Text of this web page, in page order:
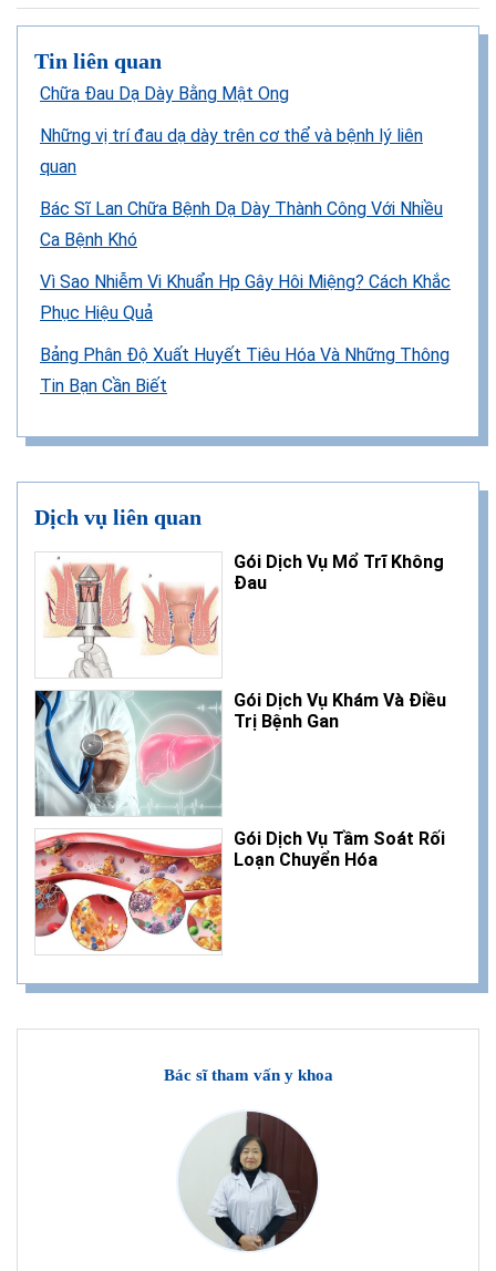
Tin liên quan
Chữa Đau Dạ Dày Bằng Mật Ong
Những vị trí đau dạ dày trên cơ thể và bệnh lý liên
quan
Bác Sĩ Lan Chữa Bệnh Dạ Dày Thành Công Với Nhiều
Ca Bệnh Khó
Vì Sao Nhiễm Vi Khuẩn Hp Gây Hôi Miệng? Cách Khắc
Phục Hiệu Quả
Bảng Phân Độ Xuất Huyết Tiêu Hóa Và Những Thông
Tin Bạn Cần Biết
Dịch vụ liên quan
Gói Dịch Vụ Mổ Trĩ Không
Đau
Gói Dịch Vụ Khám Và Điều
Trị Bệnh Gan
Gói Dịch Vụ Tầm Soát Rối
Loạn Chuyển Hóa
Bác sĩ tham vấn y khoa